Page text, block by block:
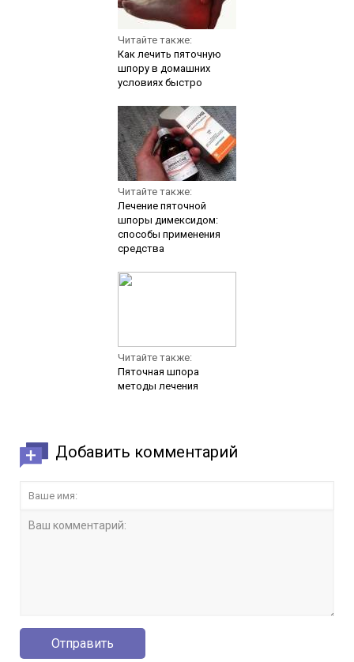
Читайте также:
Как лечить пяточную
шпору в домашних
условиях быстро
Читайте также:
Лечение пяточной
шпоры димексидом:
способы применения
средства
Читайте также:
Пяточная шпора
методы лечения
Добавить комментарий